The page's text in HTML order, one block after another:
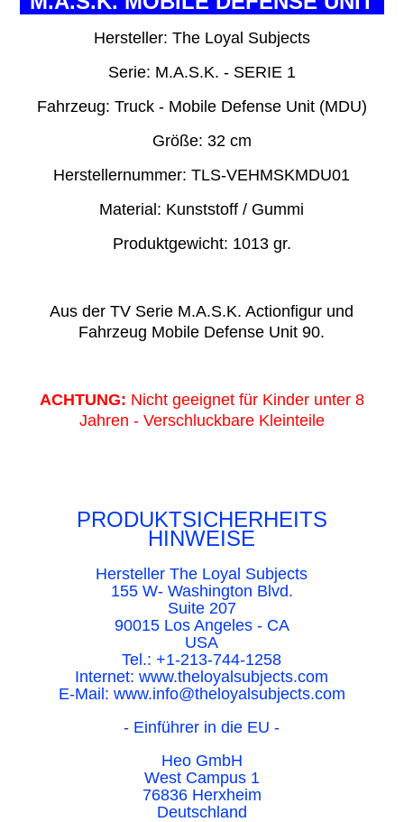
Hersteller: The Loyal Subjects
Serie: M.A.S.K. - SERIE 1
Fahrzeug: Truck - Mobile Defense Unit (MDU)
Größe: 32 cm
Herstellernummer: TLS-VEHMSKMDU01
Material: Kunststoff / Gummi
Produktgewicht: 1013 gr.
Aus der TV Serie M.A.S.K. Actionfigur und
Fahrzeug Mobile Defense Unit 90.
ACHTUNG: Nicht geeignet für Kinder unter 8
Jahren - Verschluckbare Kleinteile
PRODUKTSICHERHEITS
HINWEISE
Hersteller The Loyal Subjects
155 W- Washington Blvd.
Suite 207
90015 Los Angeles - CA
USA
Tel.: +1-213-744-1258
Internet: www.theloyalsubjects.com
E-Mail: www.info@theloyalsubjects.com
- Einführer in die EU -
Heo GmbH
West Campus 1
76836 Herxheim
Deutschland